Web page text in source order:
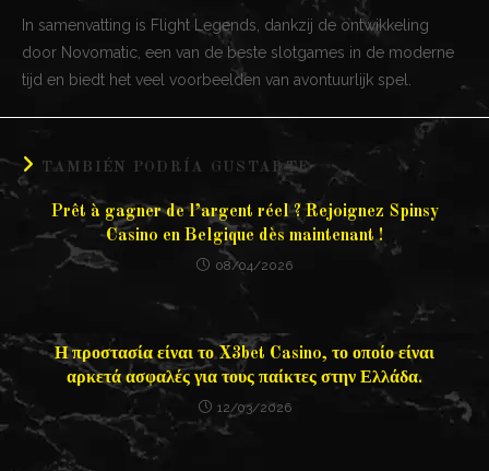
In samenvatting is Flight Legends, dankzij de ontwikkeling
door Novomatic, een van de beste slotgames in de moderne
tijd en biedt het veel voorbeelden van avontuurlijk spel.
TAMBIÉN PODRÍA GUSTARTE
Prêt à gagner de l’argent réel ? Rejoignez Spinsy
Casino en Belgique dès maintenant !
08/04/2026
Η προστασία είναι το X3bet Casino, το οποίο είναι
αρκετά ασφαλές για τους παίκτες στην Ελλάδα.
12/03/2026